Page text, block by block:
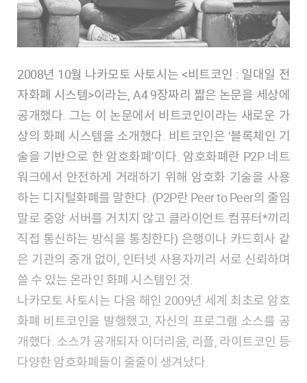
2008년 10월 나카모토 사토시는 <비트코인 : 일대일 전
자화폐 시스템>이라는, A4 9장짜리 짧은 논문을 세상에
공개했다. 그는 이 논문에서 비트코인이라는 새로운 가
상의 화폐 시스템을 소개했다. 비트코인은 ‘블록체인 기
술을 기반으로 한 암호화폐’이다. 암호화폐란 P2P 네트
워크에서 안전하게 거래하기 위해 암호화 기술을 사용
하는 디지털화폐를 말한다. (P2P란 Peer to Peer의 줄임
말로 중앙 서버를 거치지 않고 클라이언트 컴퓨터*끼리
직접 통신하는 방식을 통칭한다) 은행이나 카드회사 같
은 기관의 중개 없이, 인터넷 사용자끼리 서로 신뢰하며
쓸 수 있는 온라인 화폐 시스템인 것.
나카모토 사토시는 다음 해인 2009년 세계 최초로 암호
화폐 비트코인을 발행했고, 자신의 프로그램 소스를 공
개했다. 소스가 공개되자 이더리움, 리플, 라이트코인 등
다양한 암호화폐들이 줄줄이 생겨났다.